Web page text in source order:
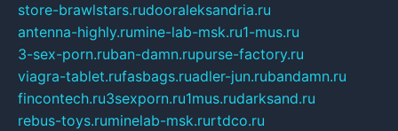
store-brawlstars.rudooraleksandria.ru
antenna-highly.rumine-lab-msk.ru1-mus.ru
3-sex-porn.ruban-damn.rupurse-factory.ru
viagra-tablet.rufasbags.ruadler-jun.rubandamn.ru
fincontech.ru3sexporn.ru1mus.rudarksand.ru
rebus-toys.ruminelab-msk.rurtdco.ru